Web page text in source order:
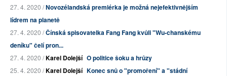
27. 4. 2020 /Novozélandská premiérka je možná nejefektivnějším
lídrem na planetě
27. 4. 2020 /Čínská spisovatelka Fang Fang kvůli "Wu-chanskému
deníku" čelí pron...
27. 4. 2020 /Karel Dolejší O politice šoku a hrůzy
25. 4. 2020 /Karel Dolejší Konec snů o "promoření" a "stádní